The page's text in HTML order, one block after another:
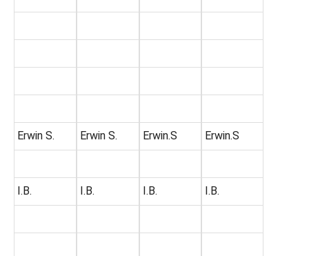
Erwin S.
I.B.
Erwin S.
I.B.
Erwin.S
I.B.
Erwin.S
I.B.